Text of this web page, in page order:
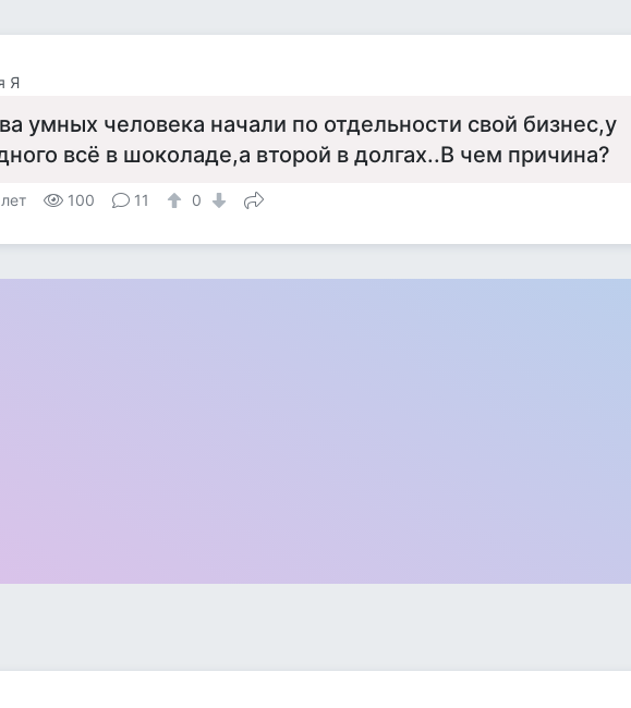
Я
умных человека начали по отдельности свой бизнес,у
всё в шоколаде,а второй в долгах..В чем причина?
100 11 0